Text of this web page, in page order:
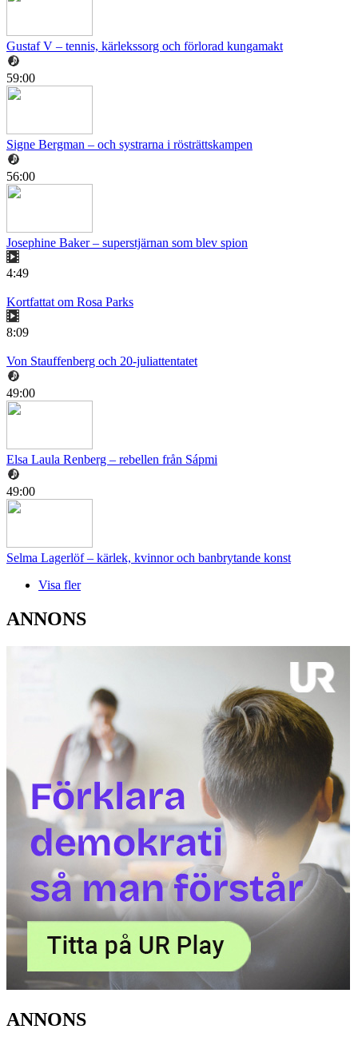
Gustaf V – tennis, kärlekssorg och förlorad kungamakt
59:00
Signe Bergman – och systrarna i rösträttskampen
56:00
Josephine Baker – superstjärnan som blev spion
4:49
Kortfattat om Rosa Parks
8:09
Von Stauffenberg och 20-juliattentatet
49:00
Elsa Laula Renberg – rebellen från Sápmi
49:00
Selma Lagerlöf – kärlek, kvinnor och banbrytande konst
Visa fler
ANNONS
ANNONS